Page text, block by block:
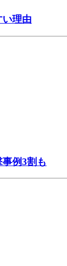
理由
例3割も